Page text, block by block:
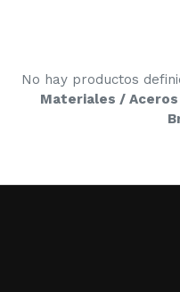
No hay productos
Materiales /